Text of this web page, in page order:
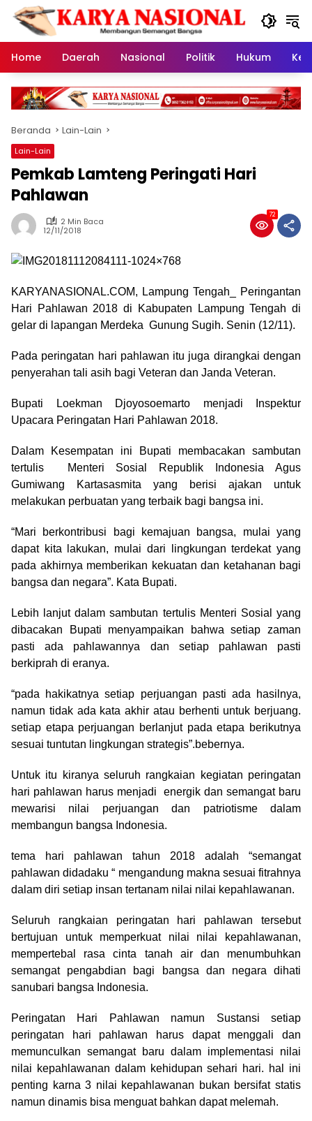
Langsung
konten
Home
Daerah Nasional Politik Hukum
Beranda Lain-Lain
Lain-Lain
Pemkab Lamteng Peringati Hari
Pahlawan
2 Min Baca
12/11/2018
72
KARYANASIONAL.COM, Lampung Tengah_ Peringantan
Hari Pahlawan 2018 di Kabupaten Lampung Tengah di
gelar di lapangan Merdeka Gunung Sugih. Senin (12/11).
Pada peringatan hari pahlawan itu juga dirangkai dengan
penyerahan tali asih bagi Veteran dan Janda Veteran.
Bupati Loekman Djoyosoemarto menjadi Inspektur
Upacara Peringatan Hari Pahlawan 2018.
Dalam Kesempatan ini Bupati membacakan sambutan
tertulis Menteri Sosial Republik Indonesia Agus
Gumiwang Kartasasmita yang berisi ajakan untuk
melakukan perbuatan yang terbaik bagi bangsa ini.
“Mari berkontribusi bagi kemajuan bangsa, mulai yang
dapat kita lakukan, mulai dari lingkungan terdekat yang
pada akhirnya memberikan kekuatan dan ketahanan bagi
bangsa dan negara”. Kata Bupati.
Lebih lanjut dalam sambutan tertulis Menteri Sosial yang
dibacakan Bupati menyampaikan bahwa setiap zaman
pasti ada pahlawannya dan setiap pahlawan pasti
berkiprah di eranya.
“pada hakikatnya setiap perjuangan pasti ada hasilnya,
namun tidak ada kata akhir atau berhenti untuk berjuang.
setiap etapa perjuangan berlanjut pada etapa berikutnya
sesuai tuntutan lingkungan strategis”.bebernya.
Untuk itu kiranya seluruh rangkaian kegiatan peringatan
hari pahlawan harus menjadi energik dan semangat baru
mewarisi nilai perjuangan dan patriotisme dalam
membangun bangsa Indonesia.
tema hari pahlawan tahun 2018 adalah “semangat
pahlawan didadaku “ mengandung makna sesuai fitrahnya
dalam diri setiap insan tertanam nilai nilai kepahlawanan.
Seluruh rangkaian peringatan hari pahlawan tersebut
bertujuan untuk memperkuat nilai nilai kepahlawanan,
mempertebal rasa cinta tanah air dan menumbuhkan
semangat pengabdian bagi bangsa dan negara dihati
sanubari bangsa Indonesia.
Peringatan Hari Pahlawan namun Sustansi setiap
peringatan hari pahlawan harus dapat menggali dan
memunculkan semangat baru dalam implementasi nilai
nilai kepahlawanan dalam kehidupan sehari hari. hal ini
penting karna 3 nilai kepahlawanan bukan bersifat statis
namun dinamis bisa menguat bahkan dapat melemah.